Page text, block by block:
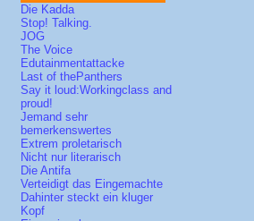
Die Kadda
Stop! Talking.
JOG
The Voice
Edutainmentattacke
Last of thePanthers
Say it loud:Workingclass and
proud!
Jemand sehr
bemerkenswertes
Extrem proletarisch
Nicht nur literarisch
Die Antifa
Verteidigt das Eingemachte
Dahinter steckt ein kluger
Kopf